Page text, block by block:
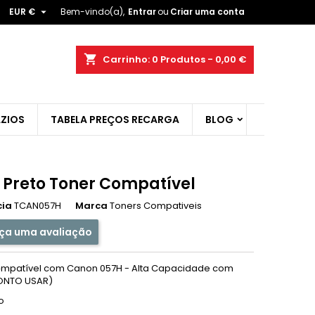
Bem-vindo(a), Entrarou Criar uma conta
EUR € 
shopping_cart Carrinho: 0 Produtos - 0,00 €
TABELA PREÇOS RECARGA BLOG
Preto Toner Compatível
TCAN057H Marca Toners Compativeis
uma avaliação
com Canon 057H - Alta Capacidade com
USAR)